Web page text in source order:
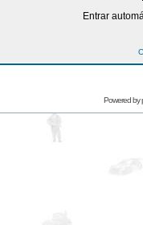
Entrar
Powered by